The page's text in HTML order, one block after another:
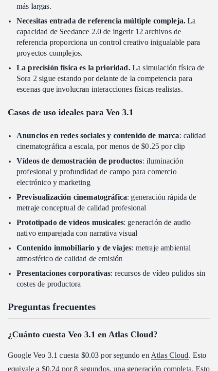
más largas.
Necesitas entrada de referencia múltiple compleja. La
capacidad de Seedance 2.0 de ingerir 12 archivos de
referencia proporciona un control creativo inigualable para
proyectos complejos.
La precisión física es la prioridad.La simulación física de
Sora 2 sigue estando por delante de la competencia para
escenas que involucran interacciones físicas realistas.
Casos de uso ideales para Veo 3.1
Anuncios en redes sociales y contenido de marca: calidad
cinematográfica a escala, por menos de $0.25 por clip
Vídeos de demostración de productos: iluminación
profesional y profundidad de campo para comercio
electrónico y marketing
Previsualización cinematográfica: generación rápida de
metraje conceptual de calidad profesional
Prototipado de vídeos musicales: generación de audio
nativo emparejada con narrativa visual
Contenido inmobiliario y de viajes: metraje ambiental
atmosférico de calidad de emisión
Presentaciones corporativas: recursos de vídeo pulidos sin
costes de productora
Preguntas frecuentes
¿Cuánto cuesta Veo 3.1 en Atlas Cloud?
Google Veo 3.1 cuesta $0.03 por segundo en Atlas Cloud. Esto
equivale a $0.24 por 8 segundos, una generación completa. Esto